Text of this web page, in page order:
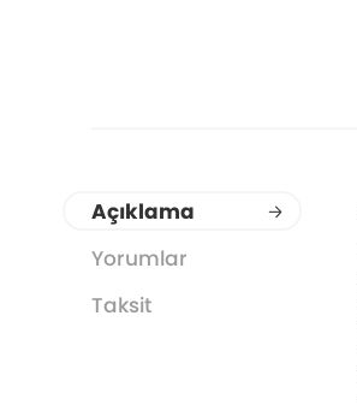
Açıklama
Yorumlar
Taksit